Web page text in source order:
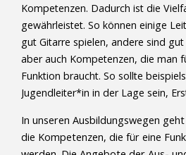
Kompetenzen. Dadurch ist die
gewährleistet. So können einige
gut Gitarre spielen, andere sind
aber auch Kompetenzen, die man
Funktion braucht. So sollte
Jugendleiter*in in der Lage sein,
In unseren Ausbildungswegen
die Kompetenzen, die für eine